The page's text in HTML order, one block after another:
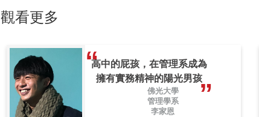
觀看更多
高中的屁孩，在管理系成為
擁有實務精神的陽光男孩
佛光大學
管理學系
李家恩